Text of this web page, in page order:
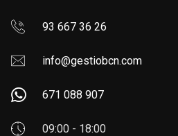
93 667 36 26
info@gestiobcn.com
671 088 907
09:00 - 18:00